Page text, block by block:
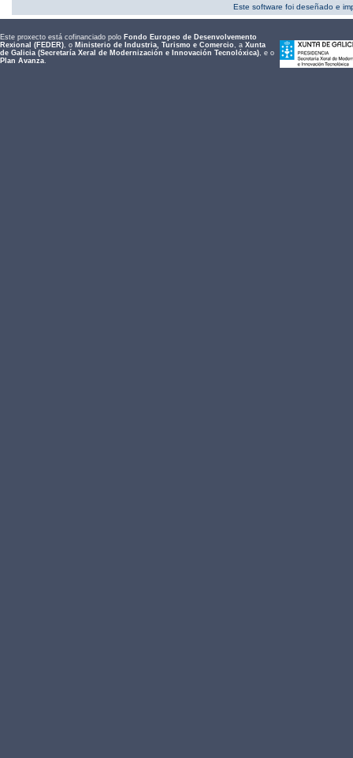
Este software foi deseñado e
Este proxecto está cofinanciado polo Fondo Europeo de Desenvolvemento
Rexional (FEDER), o Ministerio de Industria, Turismo e Comercio, a Xunta
de Galicia (Secretaría Xeral de Modernización e Innovación Tecnolóxica), e o
Plan Avanza.